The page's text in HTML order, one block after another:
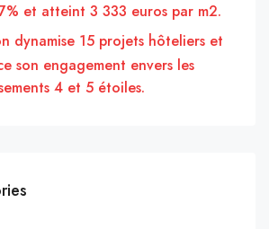
et atteint 3 333 euros par m2.
dynamise 15 projets hôteliers et
son engagement envers les
4 et 5 étoiles.